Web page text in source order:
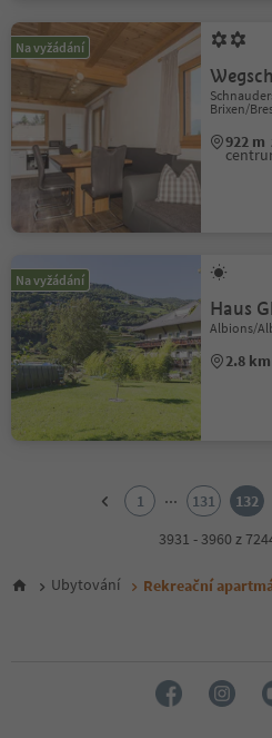
Na vyžádání
Brixen/
922 m
Na vyžádání
Haus
Albions/
2.8 km
6
1 ... 131 132
3931 - 3960 z
Ubytování Rekreační